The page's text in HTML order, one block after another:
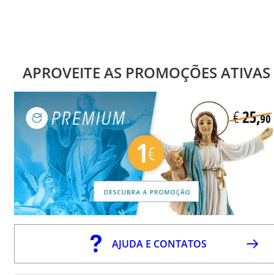
APROVEITE AS PROMOÇÕES ATIVAS
AJUDA E CONTATOS